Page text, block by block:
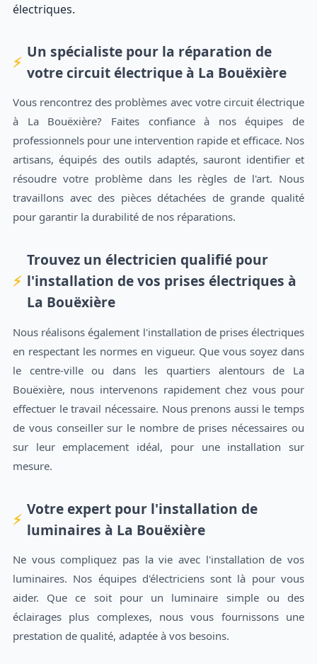
électriques.
Un spécialiste pour la réparation de
votre circuit électrique à La Bouëxière
Vous rencontrez des problèmes avec votre circuit électrique
à La Bouëxière? Faites confiance à nos équipes de
professionnels pour une intervention rapide et efficace. Nos
artisans, équipés des outils adaptés, sauront identifier et
résoudre votre problème dans les règles de l'art. Nous
travaillons avec des pièces détachées de grande qualité
pour garantir la durabilité de nos réparations.
Trouvez un électricien qualifié pour
l'installation de vos prises électriques à
La Bouëxière
Nous réalisons également l'installation de prises électriques
en respectant les normes en vigueur. Que vous soyez dans
le centre-ville ou dans les quartiers alentours de La
Bouëxière, nous intervenons rapidement chez vous pour
effectuer le travail nécessaire. Nous prenons aussi le temps
de vous conseiller sur le nombre de prises nécessaires ou
sur leur emplacement idéal, pour une installation sur
mesure.
Votre expert pour l'installation de
luminaires à La Bouëxière
Ne vous compliquez pas la vie avec l'installation de vos
luminaires. Nos équipes d'électriciens sont là pour vous
aider. Que ce soit pour un luminaire simple ou des
éclairages plus complexes, nous vous fournissons une
prestation de qualité, adaptée à vos besoins.